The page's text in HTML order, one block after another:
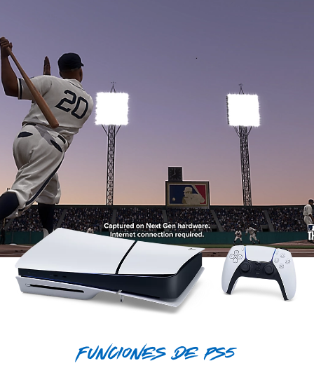
Funciones de PS5